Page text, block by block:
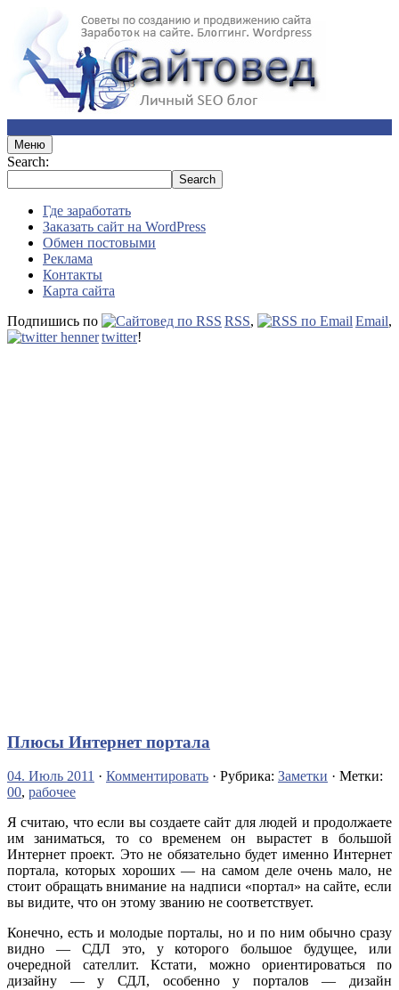
Меню
Search:
Где заработать
Заказать сайт на WordPress
Обмен постовыми
Реклама
Контакты
Карта сайта
Подпишись по
RSS, Email,
twitter!
Плюсы Интернет портала
04. Июль 2011 · Комментировать · Рубрика: Заметки · Метки:
00, рабочее
Я считаю, что если вы создаете сайт для людей и продолжаете
им заниматься, то со временем он вырастет в большой
Интернет проект. Это не обязательно будет именно Интернет
портала, которых хороших — на самом деле очень мало, не
стоит обращать внимание на надписи «портал» на сайте, если
вы видите, что он этому званию не соответствует.
Конечно, есть и молодые порталы, но и по ним обычно сразу
видно — СДЛ это, у которого большое будущее, или
очередной сателлит. Кстати, можно ориентироваться по
дизайну — у СДЛ, особенно у порталов — дизайн